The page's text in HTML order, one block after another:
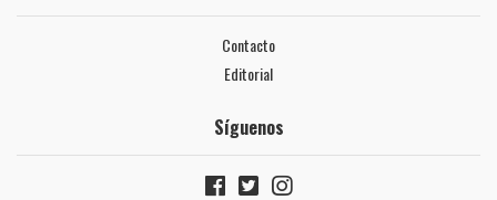
Contacto
Editorial
Síguenos